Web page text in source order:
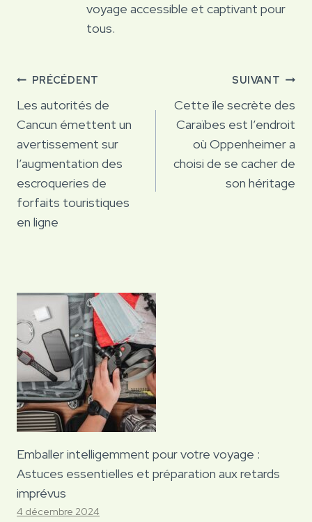
voyage accessible et captivant pour
tous.
Navigation
de
l’article
PRÉCÉDENT
Les autorités de
Cancun émettent un
avertissement sur
l’augmentation des
escroqueries de
forfaits touristiques
en ligne
SUIVANT
Cette île secrète des
Caraïbes est l’endroit
où Oppenheimer a
choisi de se cacher de
son héritage
Emballer intelligemment pour votre voyage :
Astuces essentielles et préparation aux retards
imprévus
4 décembre 2024